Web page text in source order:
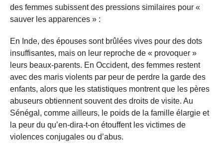
des femmes subissent des pressions similaires pour «
sauver les apparences » :
En Inde, des épouses sont brûlées vives pour des dots
insuffisantes, mais on leur reproche de « provoquer »
leurs beaux-parents. En Occident, des femmes restent
avec des maris violents par peur de perdre la garde des
enfants, alors que les statistiques montrent que les pères
abuseurs obtiennent souvent des droits de visite. Au
Sénégal, comme ailleurs, le poids de la famille élargie et
la peur du qu’en-dira-t-on étouffent les victimes de
violences conjugales ou d’abus.